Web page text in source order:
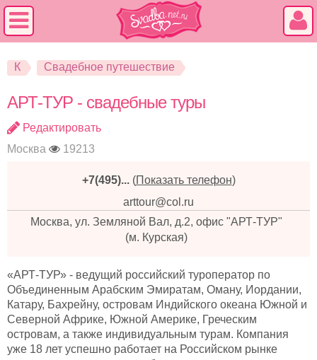
К Свадебное путешествие
АРТ-ТУР - свадебные туры
Редактировать
Москва
19213
+7(495)... (Показать телефон)
arttour@col.ru
Москва, ул. Земляной Вал, д.2, офис "АРТ-ТУР"
(м. Курская)
«АРТ-ТУР» - ведущий российский туроператор по
Объединенным Арабским Эмиратам, Оману, Иордании,
Катару, Бахрейну, островам Индийского океана Южной и
Северной Африке, Южной Америке, Греческим
островам, а также индивидуальным турам. Компания
уже 18 лет успешно работает на Российском рынке